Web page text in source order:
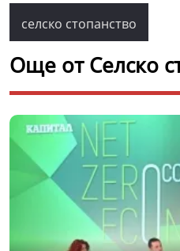
селско стопанство
Още от Селско